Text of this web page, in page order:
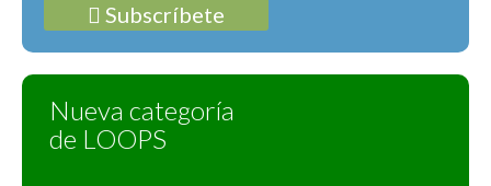
Subscríbete
Nueva categoría
de LOOPS